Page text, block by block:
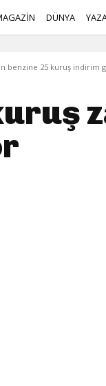
DÜNYA
benzine 25 kuruş indirim